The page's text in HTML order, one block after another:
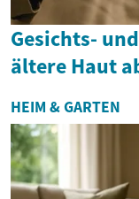
Gesichts-
ältere Haut
HEIM & GARTEN